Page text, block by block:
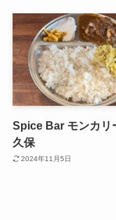
Spice Bar モンカリ
久保
2024年11月5日